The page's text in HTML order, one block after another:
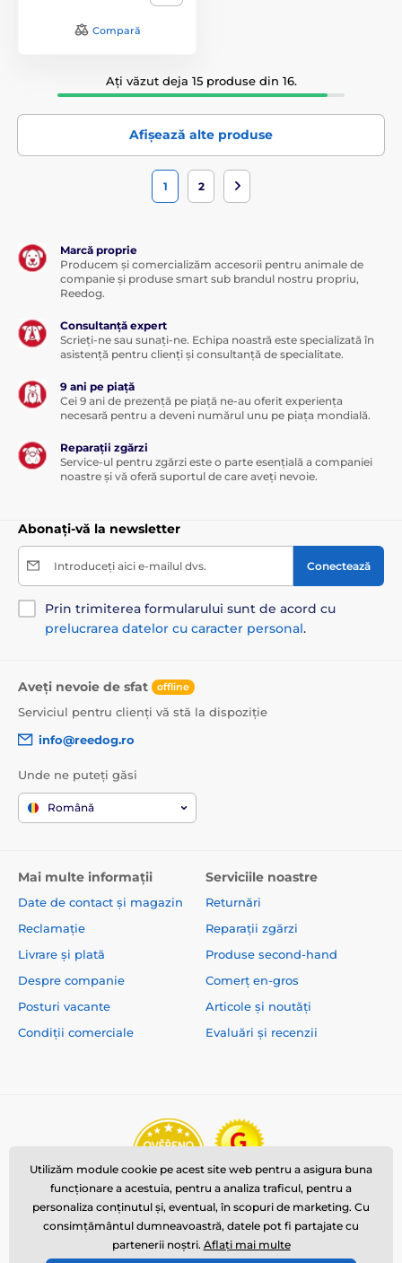
Compară
Ați văzut deja 15 produse din 16.
Afișează alte produse
1 2
Marcă proprie
Producem și comercializăm accesorii pentru animale de
companie și produse smart sub brandul nostru propriu,
Reedog.
Consultanță expert
Scrieți-ne sau sunați-ne. Echipa noastră este specializată în
asistență pentru clienți și consultanță de specialitate.
9 ani pe piață
Cei 9 ani de prezență pe piață ne-au oferit experiența
necesară pentru a deveni numărul unu pe piața mondială.
Reparații zgărzi
Service-ul pentru zgărzi este o parte esențială a companiei
noastre și vă oferă suportul de care aveți nevoie.
Abonați-vă la newsletter
Introduceți aici e-mailul dvs. Conectează
Prin trimiterea formularului sunt de acord cu
prelucrarea datelor cu caracter personal.
Aveți nevoie de sfat offline
Serviciul pentru clienți vă stă la dispoziție
info@reedog.ro
Unde ne puteți găsi
Română
Mai multe informații
Date de contact și magazin
Reclamație
Livrare și plată
Despre companie
Posturi vacante
Condiții comerciale
Serviciile noastre
Returnări
Reparații zgărzi
Produse second-hand
Comerț en-gros
Articole și noutăți
Evaluări și recenzii
Utilizăm module cookie pe acest site web pentru a asigura buna
funcționare a acestuia, pentru a analiza traficul, pentru a
personaliza conținutul și, eventual, în scopuri de marketing. Cu
consimțământul dumneavoastră, datele pot fi partajate cu
partenerii noștri. Aflați mai multe